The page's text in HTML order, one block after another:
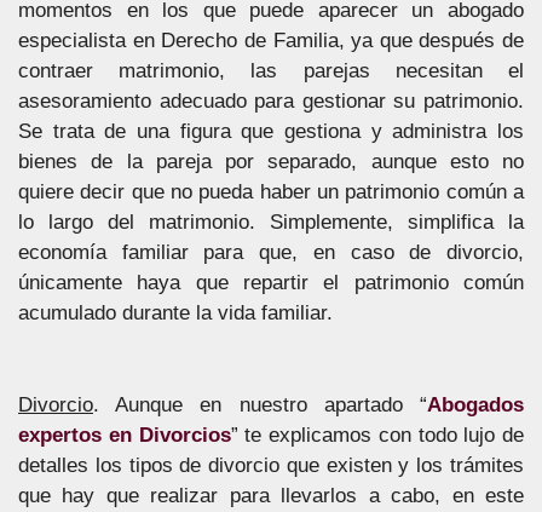
momentos en los que puede aparecer un abogado
especialista en Derecho de Familia, ya que después de
contraer matrimonio, las parejas necesitan el
asesoramiento adecuado para gestionar su patrimonio.
Se trata de una figura que gestiona y administra los
bienes de la pareja por separado, aunque esto no
quiere decir que no pueda haber un patrimonio común a
lo largo del matrimonio. Simplemente, simplifica la
economía familiar para que, en caso de divorcio,
únicamente haya que repartir el patrimonio común
acumulado durante la vida familiar.
Divorcio. Aunque en nuestro apartado “Abogados
expertos en Divorcios” te explicamos con todo lujo de
detalles los tipos de divorcio que existen y los trámites
que hay que realizar para llevarlos a cabo, en este